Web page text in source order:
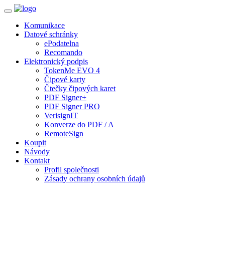
Toggle
navigationKomunikace
Datové schránky
ePodatelna
Recomando
Elektronický podpis
TokenMe EVO 4
Čipové karty
Čtečky čipových karet
PDF Signer+
PDF Signer PRO
VerisignIT
Konverze do PDF / A
RemoteSign
Koupit
Návody
Kontakt
Profil společnosti
Zásady ochrany osobních údajů